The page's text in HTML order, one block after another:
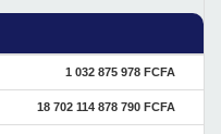
1 032 875 978 FCFA
18 702 114 878 790 FCFA